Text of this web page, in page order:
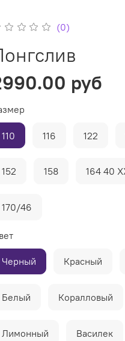
(0)
руб
110 116 122
152 158 164 40
170/46
Черный Красный
Белый Коралловый
Лимонный Василек